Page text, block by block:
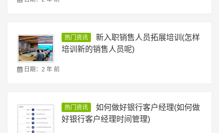
热门资讯
新入职销售人员拓展培训(怎样
培训新的销售人员呢)
日期：2 年 前
热门资讯
如何做好银行客户经理(如何做
好银行客户经理时间管理)